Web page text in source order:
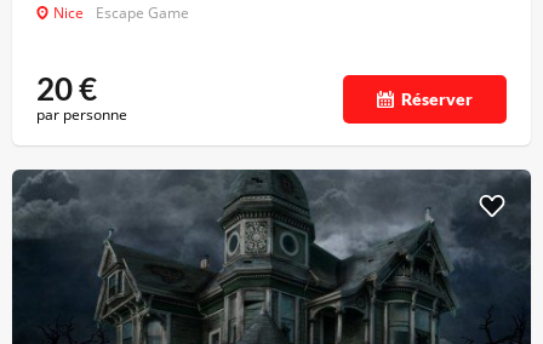
Nice Escape Game
20€
par personne
Réserver